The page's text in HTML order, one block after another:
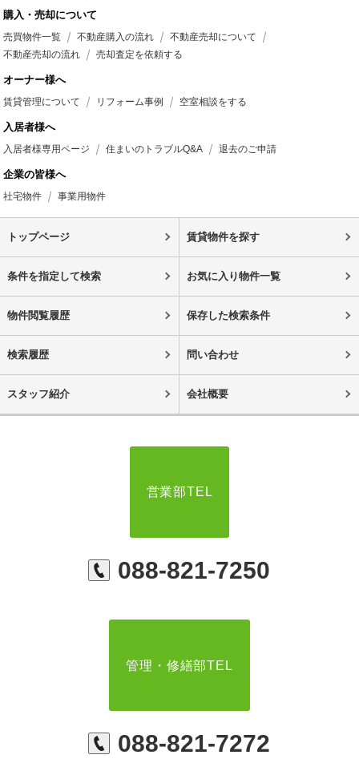
購入・売却について
売買物件一覧 不動産購入の流れ
不動産売却について
不動産売却の流れ
売却査定を依頼する
オーナー様へ
賃貸管理について リフォーム事例 空室相談をする
入居者様へ
入居者様専用ページ 住まいのトラブルQ&A 退去のご申請
企業の皆様へ
社宅物件 事業用物件
トップページ 賃貸物件を探す
条件を指定して検索 お気に入り物件一覧
物件閲覧履歴 保存した検索条件
検索履歴 問い合わせ
スタッフ紹介 会社概要
営業部TEL
088-821-7250
管理・修繕部TEL
088-821-7272